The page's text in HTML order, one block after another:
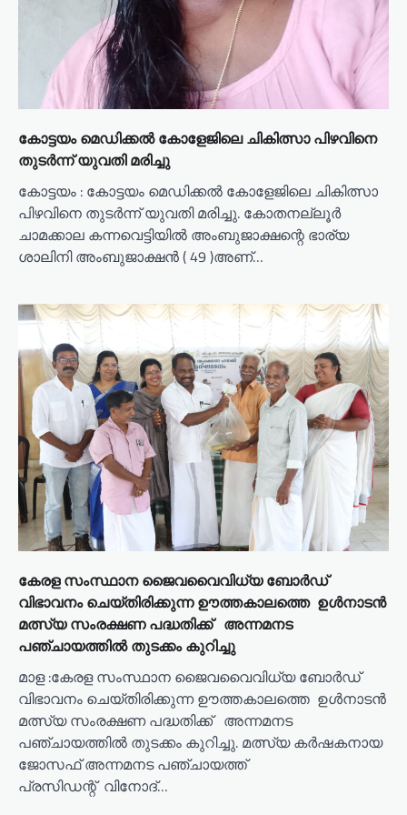
കോട്ടയം മെഡിക്കൽ കോളേജിലെ ചികിത്സാ പിഴവിനെ
തുടർന്ന് യുവതി മരിച്ചു
കോട്ടയം : കോട്ടയം മെഡിക്കൽ കോളേജിലെ ചികിത്സാ
പിഴവിനെ തുടർന്ന് യുവതി മരിച്ചു. കോതനല്ലൂർ
ചാമക്കാല കന്നവെട്ടിയിൽ അംബുജാക്ഷന്റെ ഭാര്യ
ശാലിനി അംബുജാക്ഷൻ ( 49 )അണ്…
കേരള സംസ്ഥാന ജൈവവൈവിധ്യ ബോർഡ്
വിഭാവനം ചെയ്തിരിക്കുന്ന ഊത്തകാലത്തെ ഉൾനാടൻ
മത്സ്യ സംരക്ഷണ പദ്ധതിക്ക് അന്നമനട
പഞ്ചായത്തിൽ തുടക്കം കുറിച്ചു
മാള :കേരള സംസ്ഥാന ജൈവവൈവിധ്യ ബോർഡ്
വിഭാവനം ചെയ്തിരിക്കുന്ന ഊത്തകാലത്തെ ഉൾനാടൻ
മത്സ്യ സംരക്ഷണ പദ്ധതിക്ക് അന്നമനട
പഞ്ചായത്തിൽ തുടക്കം കുറിച്ചു. മത്സ്യ കർഷകനായ
ജോസഫ് അന്നമനട പഞ്ചായത്ത്
പ്രസിഡന്റ് വിനോദ്…